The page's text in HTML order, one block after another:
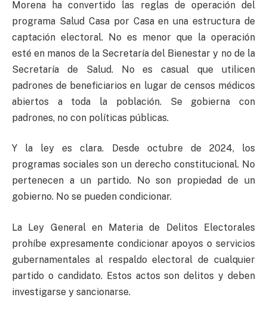
Morena ha convertido las reglas de operación del
programa Salud Casa por Casa en una estructura de
captación electoral. No es menor que la operación
esté en manos de la Secretaría del Bienestar y no de la
Secretaría de Salud. No es casual que utilicen
padrones de beneficiarios en lugar de censos médicos
abiertos a toda la población. Se gobierna con
padrones, no con políticas públicas.
Y la ley es clara. Desde octubre de 2024, los
programas sociales son un derecho constitucional. No
pertenecen a un partido. No son propiedad de un
gobierno. No se pueden condicionar.
La Ley General en Materia de Delitos Electorales
prohíbe expresamente condicionar apoyos o servicios
gubernamentales al respaldo electoral de cualquier
partido o candidato. Estos actos son delitos y deben
investigarse y sancionarse.